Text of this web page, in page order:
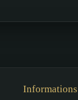
Informations